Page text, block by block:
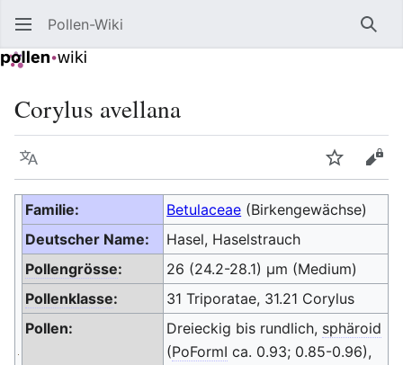
Pollen-Wiki
Corylus avellana
Sprache
Familie: Betulaceae (Birkengewächse)
Deutscher Name:
Hasel, Haselstrauch
Pollengrösse:
26 (24.2-28.1) μm (Medium)
Pollenklasse:
31 Triporatae, 31.21 Corylus
Pollen:
Dreieckig bis rundlich, sphäroid
(PoFormI ca. 0.93; 0.85-0.96),